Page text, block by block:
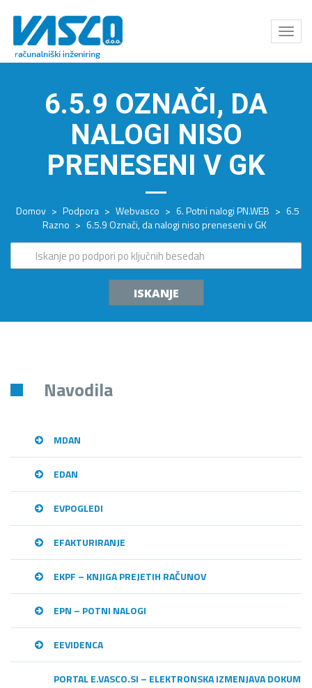
Odpri
meni
6.5.9 OZNAČI, DA
NALOGI NISO
PRENESENI V GK
Domov > Podpora > Webvasco > 6. Potni nalogi PN.WEB > 6.5
Razno > 6.5.9 Označi, da nalogi niso preneseni v GK
ISKANJE
Navodila
MDAN
EDAN
EVPOGLEDI
EFAKTURIRANJE
EKPF – KNJIGA PREJETIH RAČUNOV
EPN – POTNI NALOGI
EEVIDENCA
PORTAL E.VASCO.SI – ELEKTRONSKA IZMENJAVA